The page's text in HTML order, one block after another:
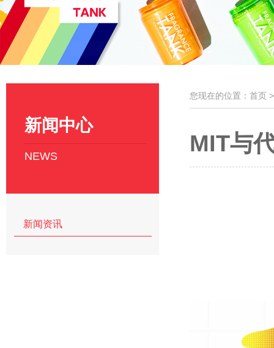
新闻中心
NEWS
新闻资讯
您现在的位置：首页
MIT与